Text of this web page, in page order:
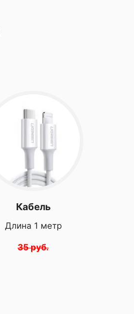
Кабель
Длина 1 метр
35 руб.